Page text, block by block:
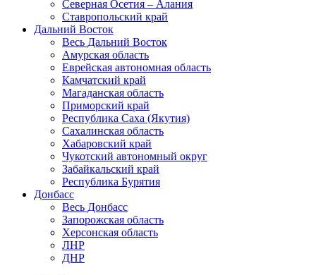
Северная Осетия – Алания
Ставропольский край
Дальний Восток
Весь Дальний Восток
Амурская область
Еврейская автономная область
Камчатский край
Магаданская область
Приморский край
Республика Саха (Якутия)
Сахалинская область
Хабаровский край
Чукотский автономный округ
Забайкальский край
Республика Бурятия
Донбасс
Весь Донбасс
Запорожская область
Херсонская область
ЛНР
ДНР